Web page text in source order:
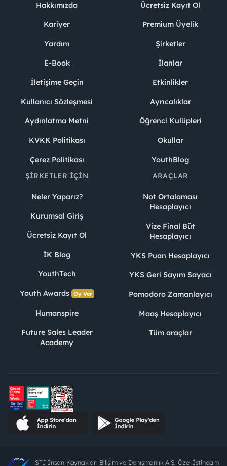
Hakkımızda
Kariyer
Yardım
E-Book
İletişime Geçin
Kullanıcı Sözleşmesi
Aydınlatma Metni
KVKK Politikası
Çerez Politikası
Ücretsiz Kayıt Ol
Premium Üyelik
Şirketler
İlanlar
Etkinlikler
Ayrıcalıklar
Öğrenci Kulüpleri
Okullar
YouthBlog
ŞIRKETLER İÇIN
Neler Yaparız?
Kurumsal Giriş
Ücretsiz Kayıt Ol
İK Blog
YouthTech
Youth Awards Oy Ver
Humanspire
Future Sales Leader
Academy
ARAÇLAR
Not Ortalaması
Hesaplayıcı
Vize Final Büt
Hesaplayıcı
YKS Puan Hesaplayıcı
YKS Geri Sayım Sayacı
Pomodoro Zamanlayıcı
Maaş Hesaplayıcı
Tüm araçlar
STJ İnsan Kaynakları Bilişim ve Danışmanlık A.Ş. Özel İstihdam